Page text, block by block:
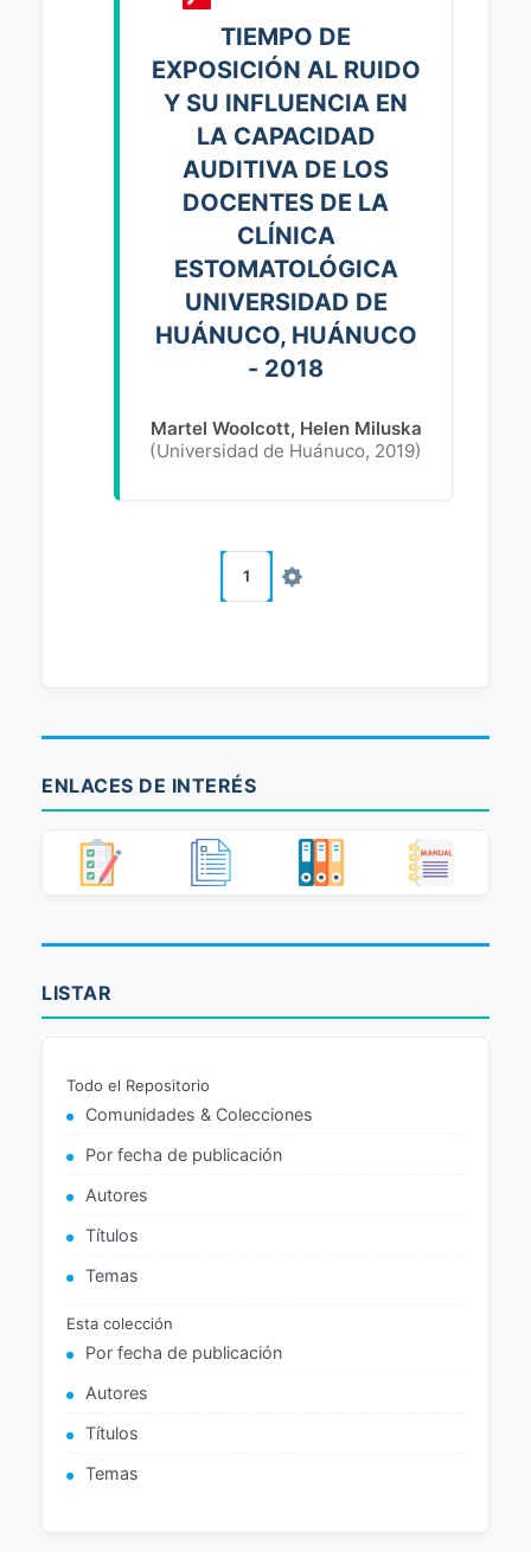
TIEMPO DE
EXPOSICIÓN AL RUIDO
Y SU INFLUENCIA EN
LA CAPACIDAD
AUDITIVA DE LOS
DOCENTES DE LA
CLÍNICA
ESTOMATOLÓGICA
UNIVERSIDAD DE
HUÁNUCO, HUÁNUCO
- 2018
Martel Woolcott, Helen Miluska
(Universidad de Huánuco, 2019)
1
ENLACES DE INTERÉS
LISTAR
Todo el Repositorio
Comunidades & Colecciones
Por fecha de publicación
Autores
Títulos
Temas
Esta colección
Por fecha de publicación
Autores
Títulos
Temas